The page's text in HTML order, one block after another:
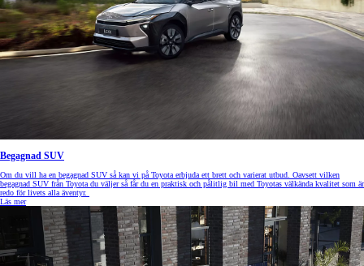
Begagnad SUV
Om du vill ha en begagnad SUV så kan vi på Toyota erbjuda ett brett och varierat utbud. Oavsett vilken
begagnad SUV från Toyota du väljer så får du en praktisk och pålitlig bil med Toyotas välkända kvalitet som är
redo för livets alla äventyr.
Läs mer